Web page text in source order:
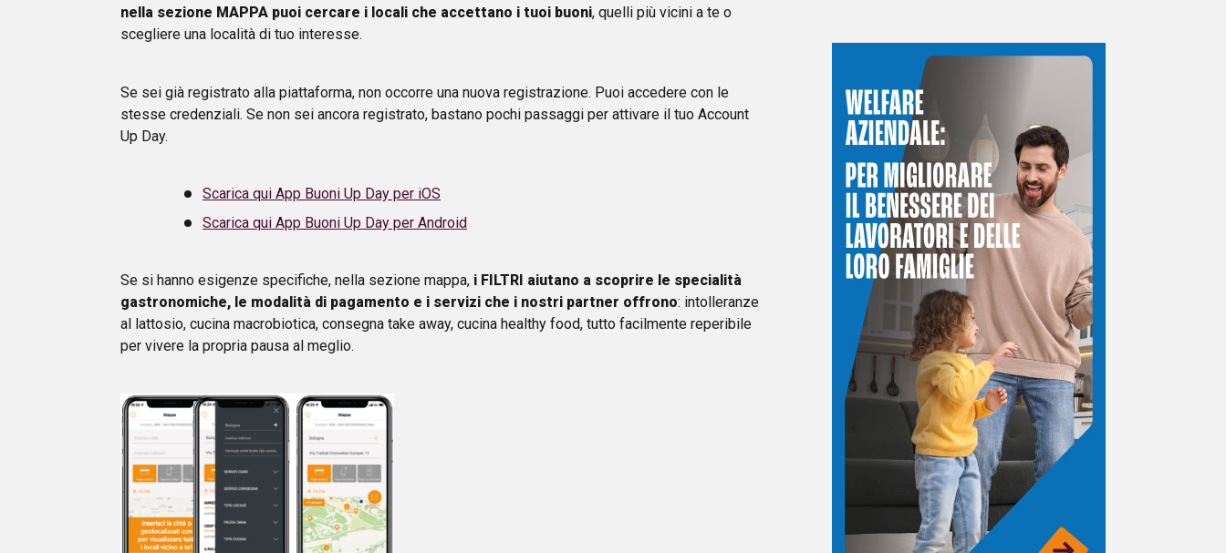
nella sezione MAPPA puoi cercare i locali che accettano i tuoi buoni, quelli più vicini a te o
scegliere una località di tuo interesse.
Se sei già registrato alla piattaforma, non occorre una nuova registrazione. Puoi accedere con le
stesse credenziali. Se non sei ancora registrato, bastano pochi passaggi per attivare il tuo Account
Up Day.
Scarica qui App Buoni Up Day per iOS
Scarica qui App Buoni Up Day per Android
Se si hanno esigenze specifiche, nella sezione mappa, i FILTRI aiutano a scoprire le specialità
gastronomiche, le modalità di pagamento e i servizi che i nostri partner offrono: intolleranze
al lattosio, cucina macrobiotica, consegna take away, cucina healthy food, tutto facilmente reperibile
per vivere la propria pausa al meglio.